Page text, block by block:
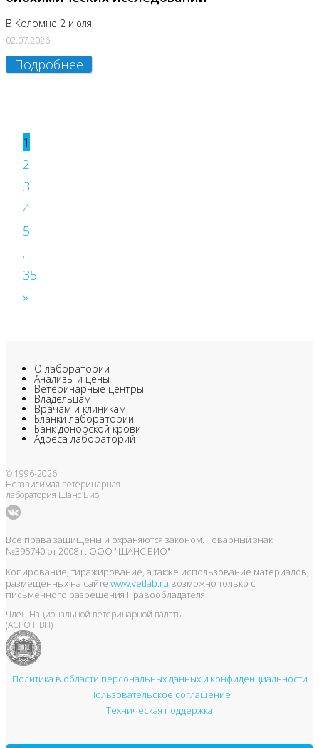
В Коломне 2 июля
02.07.2026
Подробнее
1
2
3
4
5
...
35
»
О лаборатории
Анализы и цены
Ветеринарные центры
Владельцам
Врачам и клиникам
Бланки лаборатории
Банк донорской крови
Адреса лабораторий
© 1996-2026
Независимая ветеринарная
лаборатория Шанс Био
Все права защищены и охраняются законом. Товарный знак
№395740 от 2008 г. ООО "ШАНС БИО"
Копирование, тиражирование, а также использование материалов,
размещенных на сайте www.vetlab.ru возможно только с
письменного разрешения Правообладателя
Член Национальной ветеринарной палаты
(АСРО НВП)
Политика в области персональных данных и конфиденциальности
Пользовательское соглашение
Техническая поддержка